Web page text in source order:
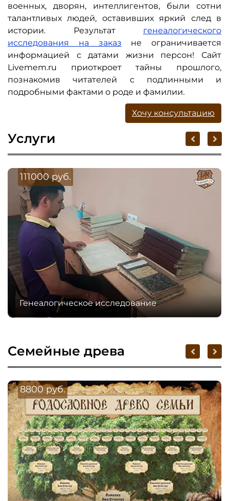
военных, дворян, интеллигентов, были сотни
талантливых людей, оставивших яркий след в
истории. Результат генеалогического
исследования на заказ не ограничивается
информацией с датами жизни персон! Сайт
Livemem.ru приоткроет тайны прошлого,
познакомив читателей с подлинными и
подробными фактами о роде и фамилии.
Хочу консультацию
Услуги
111000 руб.
Генеалогическое исследование
Семейные древа
8800 руб.